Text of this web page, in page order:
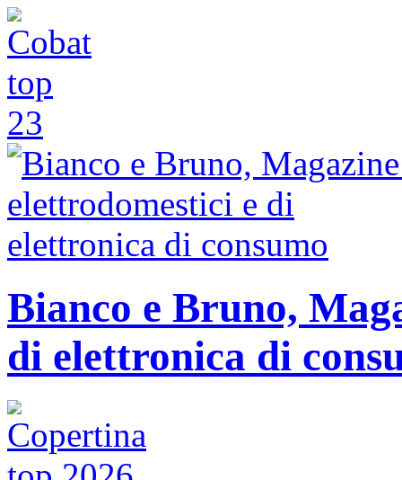
Bianco e Bruno,
di elettronica di